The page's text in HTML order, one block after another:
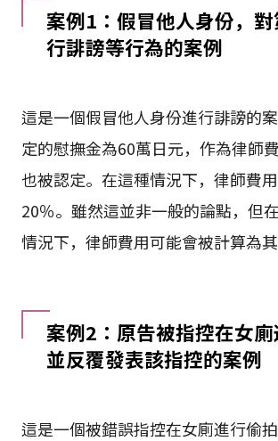
案例1：假冒他人身份，
行誹謗等行為的案例
這是一個假冒他人身份進行誹謗的
定的慰撫金為60萬日元，作為律師
也被認定。在這種情況下，律師費
20％。雖然這並非一般的論點，但
情況下，律師費用可能會被計算為其
案例2：原告被指控在女
並反覆發表該指控的案例
這是一個被錯誤指控在女廁進行偷